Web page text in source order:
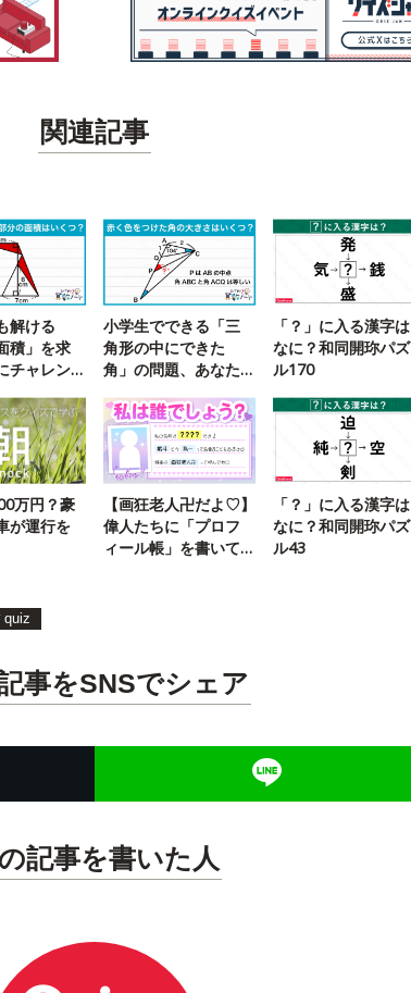
関連記事
解ける
積」を求
チャレン
小学生でできる「三
角形の中にできた
角」の問題、あなた
「？」に入る漢字は
なに？和同開珎パズ
ル170
万円？豪
が運行を
【画狂老人卍だよ♡】
偉人たちに「プロフ
ィール帳」を書いて
「？」に入る漢字は
なに？和同開珎パズ
ル43
quiz
事をSNSでシェア
記事を書いた人